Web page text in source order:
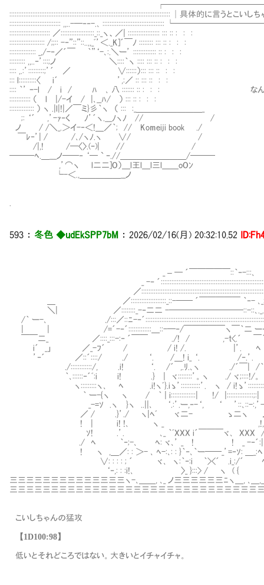
::::::::::::::::::::::::::::::::::::::::::::::::::::::::::::::::::::::::::::::::::::::::::: │具体的に言うとこい
::::::::::::::::::::::::::::: ,,..-─‐‐-.､ :::::::::::::::::::::::::::::::::::
::::::::::::::::::::::: ／:::::::::::::::::::_::_ヽ、／| :::::::::::::::::: ::: :: : : :
:::::::::::::::::::: /;;:: -‐”::”::..,,_ﾞ’＜._K]´￣ﾉ :::::::: ::: :: : : :
::::::::::::::: _,/-‐／´￣ ｀”‘-､:.＼ー’ ::::::::::::: :: : : :
::::::::: ,,..‐’:::;ノ ＼::::｀ヽ :::: ::: :: : : :
:::: ,.:’:::::::::;’´ ／ ∨::::::）::: ::: :: : :
::: l::::::::::〈 i´ ’,:／ :: ::: :: : :
:::: ｀’ ｰ-l / i / ﾊ ､ 八 ::::::: :: : : : なんで
:::::::::::: （ l |/-イ / |､__ﾊ/ ） ::: :: : : :
:::::::::::::: ） ヽ .|l|!|／￣ミ}彡｀ヽ （ ::: :_＿＿＿＿＿＿＿＿_
;: ‘´ ,’-ｧ‐く ﾉ’´ヽ.___ﾉヽﾉ // /
ノ / /＼_.＞イ-‐＜!＿／｀; // Komeiji book ./
￣ﾚ‐’| / /､/ヽﾉ.ヽ ∨/ /
/|,! /─〈〉.(ｰ)| // /
───ﾍ.＿___ノ──‐ ‘─ ` ｰ.//＿＿＿＿＿＿＿＿/───
,’⌒ヽ l二二]O）＿l王l＿l三l＿＿oOﾝ
└-＜.,＿＿＿＿＿__ノ
593 ： 冬色 ◆udEkSPP7bM ： 2026/02/16(月) 20:32:10.52
_ – ─ ´￣￣￣￣￣::｀‐-:::､
_ -‐
／
＿ ／::::::::::::::::::::_::-── ´￣￣￣￣￣ ｀‐-
＼| ／::::::::_-‐二二 -─────────::-::､
/｀ ー-､ ./:::／::ﾆ-
| | /=´-‐´:::::::::::::＿::-─‐/￣￣￣￣￣ヽ￣｀二
￣￣二_ ／::::_:::-:‐ ´￣￣ ./! / ,-t<.´ ￣｀ヽ
i´ _」 ／_-ﾌ´ / / i! /. |’. ﾍ ヽ ﾍ ヾ
’‐´ ／::´::::/ ./ ‘. /＿! i_ ‘. /‐.’. ∧
./::::::::::::/, .i! ‘. /´ ,.ﾘ.､ヽ ./´￣| /｀ヾ
｀､::::::‐´ﾞ:i i! .} | ヾ::::::::’。ヽ ./ ヾ
ヽ:::::::::ヽ､ ﾍ .i!ヽﾞ}.iゝ’:::::::::::’. ヽ / i!
｀ ー-{ヽ ヽ / ｀ | i::::::::::::::| !/
_-=ｿ .ヽ }ヽ ..||､ ‘.:’.ー,‐-‘, ‘ ’::､::-:,’-ﾘ
／ / .}’./ ヽ|ﾍﾞ ヾ二- ゝ二ヽ メ ﾘヽ
! | i! !､ ヽ _ ,!,ｿ > ‘
ｿ! .’. ､_ ｀ﾞXXX i´￣￣￣ヾ､
./ ﾍ ｀‐;-､ ﾍ: ヾ､’ _ ! ! _ -‐´:|
! ヽ ,＿／: : ＞- ､ ﾍ-:､: : }｀‐､｀ー──_’=‐ｿ: ＿_:ﾍ ./:
∨: : : : ; ´ ヾ､ ヽ:｀‐:i ｀><´ .i_:/´ ﾍ! ｀ヽ
‘‐,: : :i!､ 〉_ }:::> / ヽ ( { ﾞ }:
三三三三三三三三三三三三三三ヽ-､＿＿, ､_ ノ三三三三三三ﾆヽ＿, ､
三三三三三三三三三三三三三三三三三三三三三三三三三三三三三三
こいしちゃんの猛攻
【1D100:98】
低いとそれどころではない。大きいとイチャイチャ。